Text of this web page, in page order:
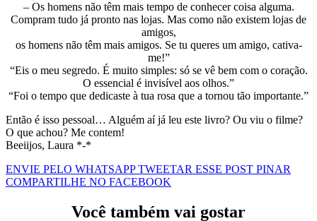
– Os homens não têm mais tempo de conhecer coisa alguma.
Compram tudo já pronto nas lojas. Mas como não existem lojas de
amigos,
os homens não têm mais amigos. Se tu queres um amigo, cativa-
me!”
“Eis o meu segredo. É muito simples: só se vê bem com o coração.
O essencial é invisível aos olhos.”
“Foi o tempo que dedicaste à tua rosa que a tornou tão importante.”
Então é isso pessoal… Alguém aí já leu este livro? Ou viu o filme?
O que achou? Me contem!
Beeiijos, Laura *-*
ENVIE PELO WHATSAPPTWEETAR ESSE POST PINAR
COMPARTILHE NO FACEBOOK
Você também vai gostar